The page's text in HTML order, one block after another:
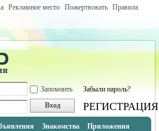
Рекламное место Пожертвовать Правила
Запомнить Забыли пароль?
Вход РЕГИСТРАЦИЯ
Знакомства Приложения